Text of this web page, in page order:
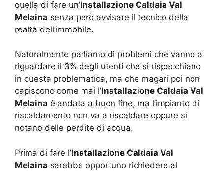
quella di fare un’Installazione Caldaia Val
Melaina senza però avvisare il tecnico della
realtà dell’immobile.
Naturalmente parliamo di problemi che vanno a
riguardare il 3% degli utenti che si rispecchiano
in questa problematica, ma che magari poi non
capiscono come mai l’Installazione Caldaia Val
Melaina è andata a buon fine, ma l’impianto di
riscaldamento non va a riscaldare oppure si
notano delle perdite di acqua.
Prima di fare l’Installazione Caldaia Val
Melaina sarebbe opportuno richiedere al